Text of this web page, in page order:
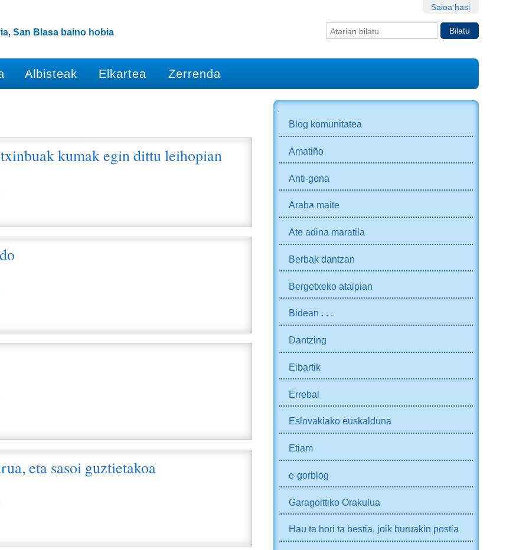
Saioa hasi
Bilatu atarian
San Blasa baino hobia
Albisteak Elkartea Zerrenda
kumak egin dittu leihopian
eta sasoi guztietakoa
Blog komunitatea
Amatiño
Anti-gona
Araba maite
Ate adina maratila
Berbak dantzan
Bergetxeko ataipian
Bidean . . .
Dantzing
Eibartik
Errebal
Eslovakiako euskalduna
Etiam
e-gorblog
Garagoittiko Orakulua
Hau ta hori ta bestia, joik buruakin postia